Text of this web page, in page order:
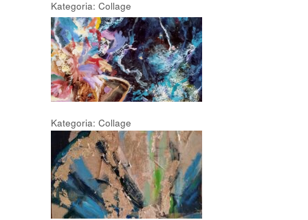
Kategoria: Collage
Kategoria: Collage